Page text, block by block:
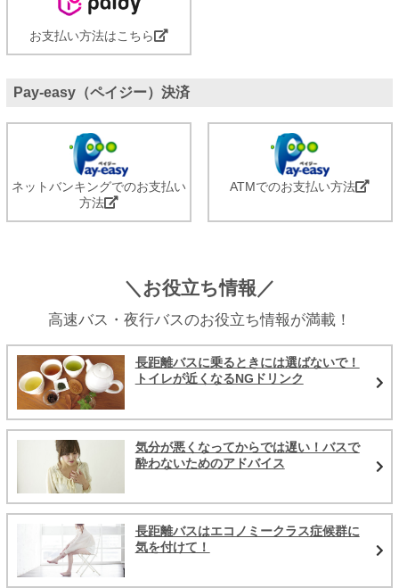
お支払い方法はこちら
Pay-easy（ペイジー）決済
ネットバンキングでのお支払い
方法
ATMでのお支払い方法
＼お役立ち情報／
高速バス・夜行バスのお役立ち情報が満載！
長距離バスに乗るときには選ばないで！
トイレが近くなるNGドリンク
気分が悪くなってからでは遅い！バスで
酔わないためのアドバイス
長距離バスはエコノミークラス症候群に
気を付けて！